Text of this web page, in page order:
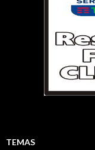
TEMAS